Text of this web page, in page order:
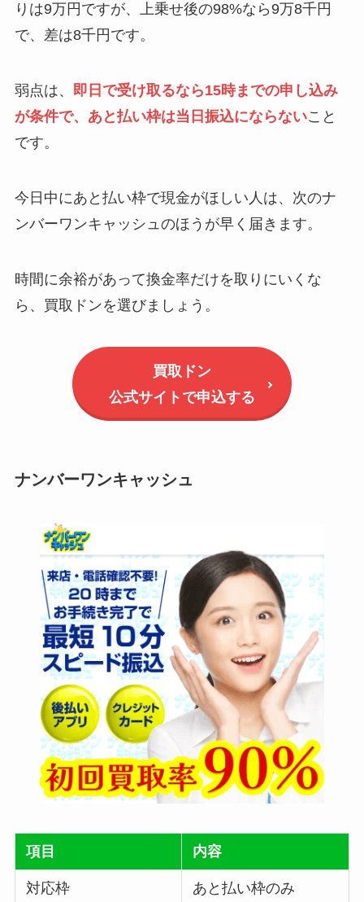
りは9万円ですが、上乗せ後の98%なら9万8千円
で、差は8千円です。
弱点は、
即日で受け取るなら15時までの申し込み
が条件で、あと払い枠は当日振込にならないこと
です。
今日中にあと払い枠で現金がほしい人は、次のナ
ンバーワンキャッシュのほうが早く届きます。
時間に余裕があって換金率だけを取りにいくな
ら、買取ドンを選びましょう。
買取ドン
公式サイトで申込する
ナンバーワンキャッシュ
項目 内容
対応枠 あと払い枠のみ